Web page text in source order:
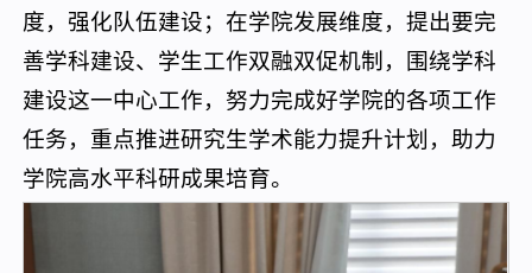
度，强化队伍建设；在学院发展维度，提出要完
善学科建设、学生工作双融双促机制，围绕学科
建设这一中心工作，努力完成好学院的各项工作
任务，重点推进研究生学术能力提升计划，助力
学院高水平科研成果培育。